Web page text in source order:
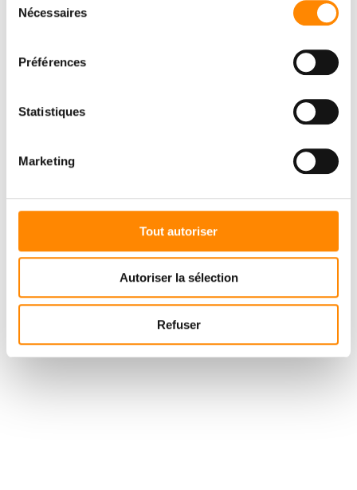
Nécessaires
Préférences
Statistiques
Marketing
Tout autoriser
Autoriser la sélection
Refuser